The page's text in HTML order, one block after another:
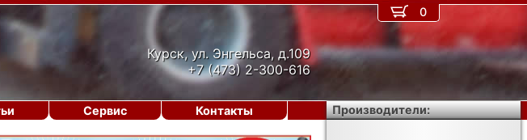
Курск, ул. Энгельса, д.109
+7 (473) 2-300-616
0
Сервис Контакты Производители: